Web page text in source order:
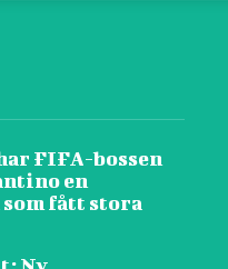
FIFA-bossen
en
fått stora